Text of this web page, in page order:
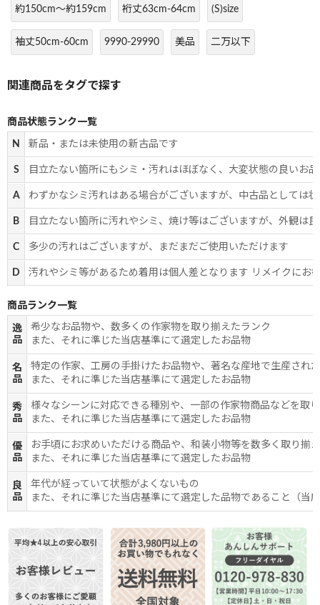
約150cm～約159cm 裄丈63cm-64cm (S)size
袖丈50cm-60cm 9990-29990 美品 二万以下
商品状態ランク一覧
N 新品・または未使用の新古品です
S 目立たない箇所にもシミ・汚れはほぼなく、大変状態の良いお
A わずかなシミ汚れはある場合がございますが、中古品としては
B 目立たない箇所に汚れやシミ、焼け等はございますが、外観は
C 多少の汚れはございますが、まだまだご使用いただけます
D 汚れやシミ等があるため着用は個人差となります リメイクにお
商品ランク一覧
逸
品
希少なお品物や、数多くの作家物を取り揃えたランク
また、それに準じた当店基準にて選定したお品物
名
品
特定の作家、工房の手掛けたお品物や、著名な産地で生産され
また、それに準じた当店基準にて選定したお品物
秀
品
様々なシーンに対応できる種別や、一部の作家物商品などを取
また、それに準じた当店基準にて選定したお品物
優
品
お手頃にお求めいただける商品や、和装小物等を数多く取り揃
また、それに準じた当店基準にて選定したお品物
良
品
年代が経っていて状態がよくないもの
また、それに準じた当店基準にて選定した品物であること（当